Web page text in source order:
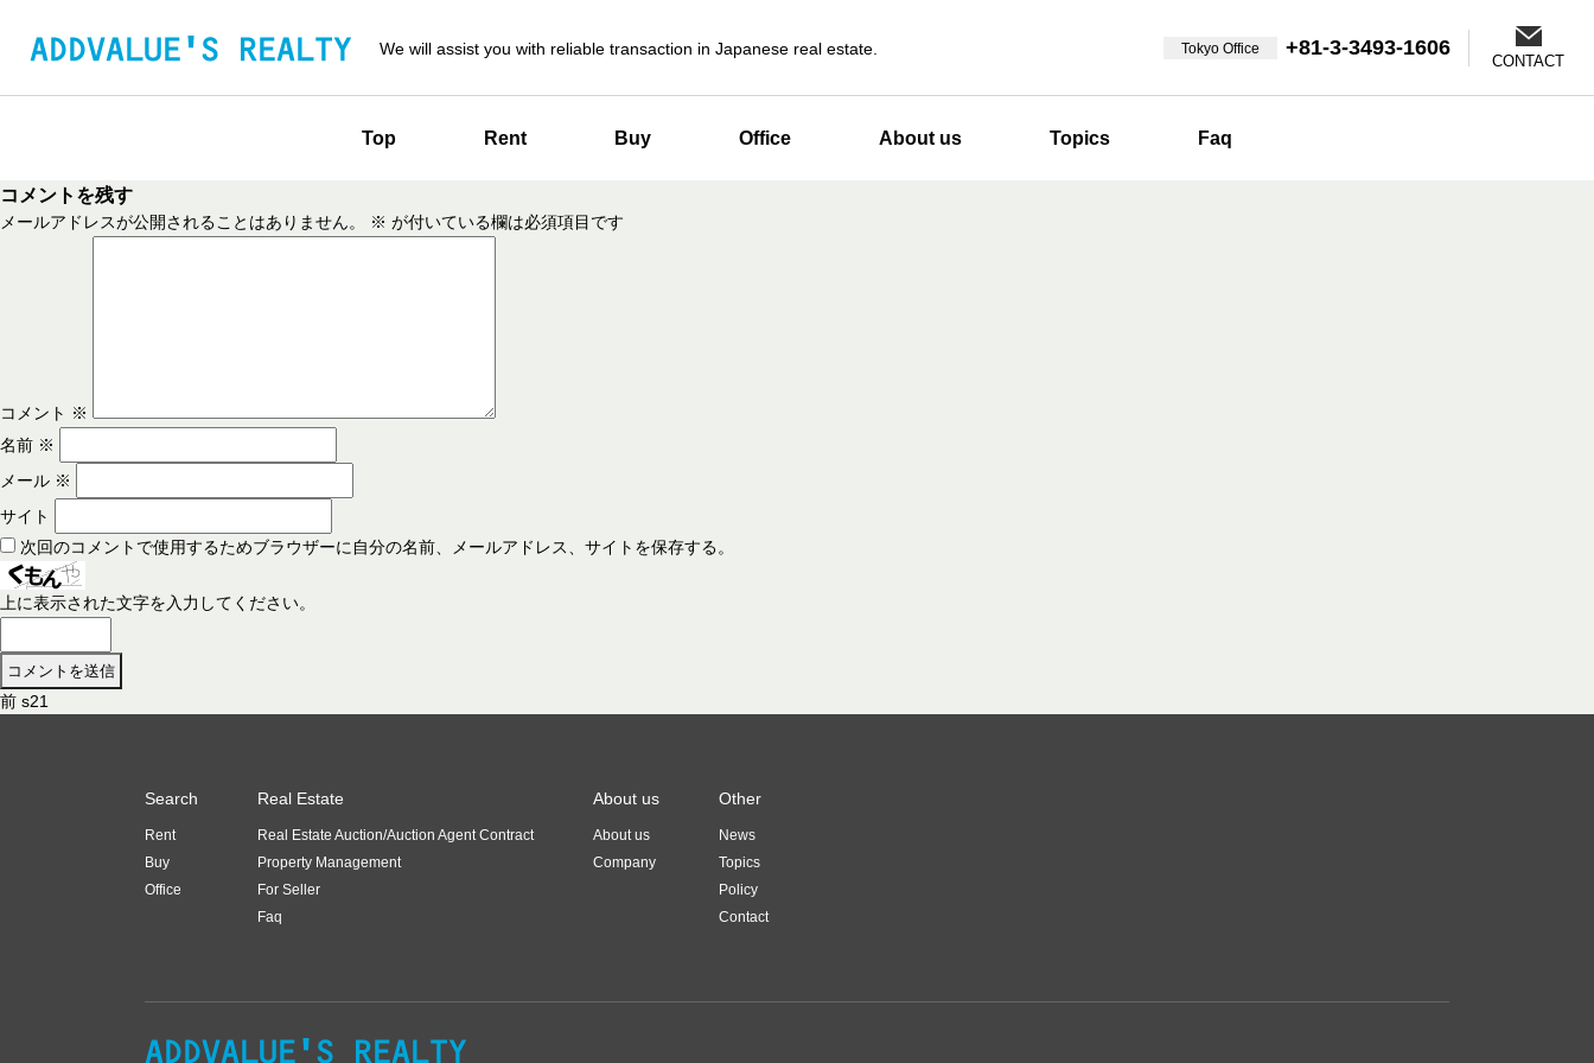
We will assist you with reliable transaction in Japanese real estate. Tokyo Office +81-3-3493-1606
CONTACT
Top Rent Buy Office About us Topics Faq
コメントを残す
メールアドレスが公開されることはありません。 ※ が付いている欄は必須項目です
コメント ※
名前 ※
メール ※
サイト
次回のコメントで使用するためブラウザーに自分の名前、メールアドレス、サイトを保存する。
上に表示された文字を入力してください。
投
前 前
s21
Search
Rent
Buy
Office
Real Estate
Real Estate Auction/Auction Agent Contract
Property Management
For Seller
Faq
About us
About us
Company
Other
News
Topics
Policy
Contact